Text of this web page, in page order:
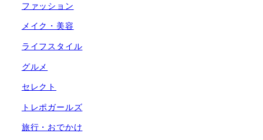
ファッション
メイク・美容
ライフスタイル
グルメ
セレクト
トレポガールズ
旅行・おでかけ